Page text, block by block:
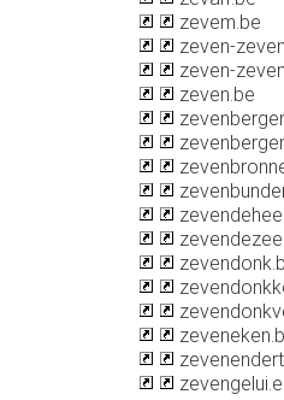
zevem.be
zeven-
zeven-
zeven.be